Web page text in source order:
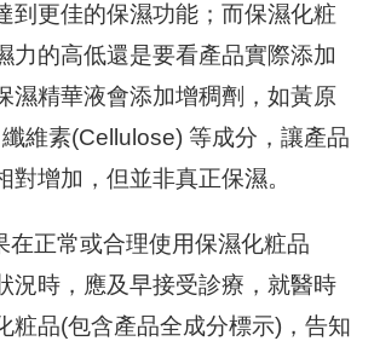
到更佳的保濕功能；而保濕化粧
力的高低還是要看產品實際添加
濕精華液會添加增稠劑，如黃原
維素(Cellulose) 等成分，讓產品
對增加，但並非真正保濕。
正常或合理使用保濕化粧品
況時，應及早接受診療，就醫時
粧品(包含產品全成分標示)，告知